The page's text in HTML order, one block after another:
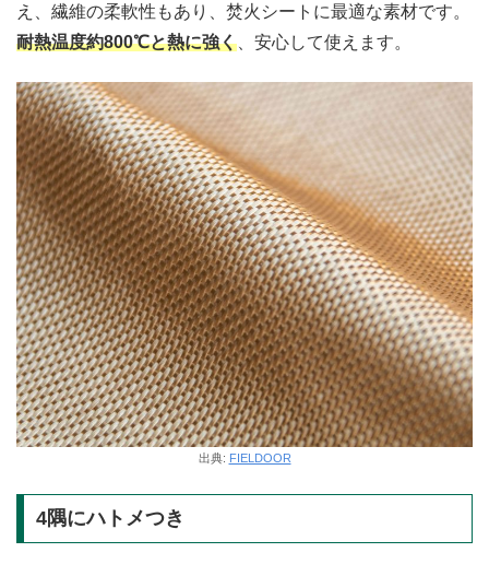
え、繊維の柔軟性もあり、焚火シートに最適な素材です。
耐熱温度約800℃と熱に強く 、安心して使えます。
出典: FIELDOOR
4隅にハトメつき